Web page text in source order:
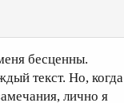
бесценны.
текст. Но, когда
лично я